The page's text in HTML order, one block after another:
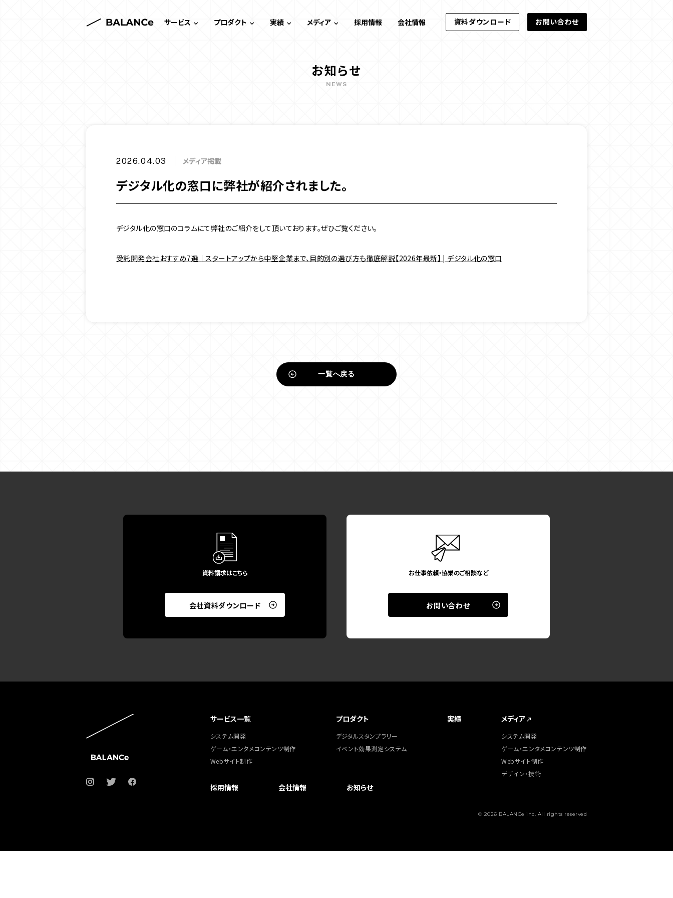
サービス プロダクト 実績
ケーススタディ
メディア
システム開発
採用情報 会社情報
資料ダウンロード
資料ダウンロード
お問い合わせ
お問い合わせ
ご相談内容が完全に固まっていない場合でも
遠慮なくミーティングの予約をどうぞ
お知らせ
NEWS
2026.04.03 メディア掲載
デジタル化の窓口に弊社が紹介されました。
デジタル化の窓口のコラムにて弊社のご紹介をして頂いております。ぜひご覧ください。
受託開発会社おすすめ7選｜スタートアップから中堅企業まで、目的別の選び方も徹底解説【2026年最新】 | デジタル化の窓口
一覧へ戻る
資料請求はこちら
会社資料ダウンロード
お仕事依頼・協業のご相談など
お問い合わせ
サービス一覧
システム開発
ゲーム・エンタメコンテンツ制作
Webサイト制作
プロダクト
デジタルスタンプラリー
イベント効果測定システム
実績 メディア
システム開発
ゲーム・エンタメコンテンツ制作
Webサイト制作
デザイン・技術
採用情報 会社情報 お知らせ
© 2026 BALANCe inc. All rights reserved